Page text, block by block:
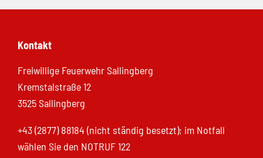
Kontakt
Freiwillige Feuerwehr Sallingberg
Kremstalstraße 12
3525 Sallingberg
+43 (2877) 88184 (nicht ständig besetzt); im Notfall
wählen Sie den NOTRUF 122